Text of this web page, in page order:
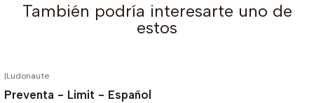
También podría interesarte uno de
estos
|Ludonaute
Preventa - Limit - Español